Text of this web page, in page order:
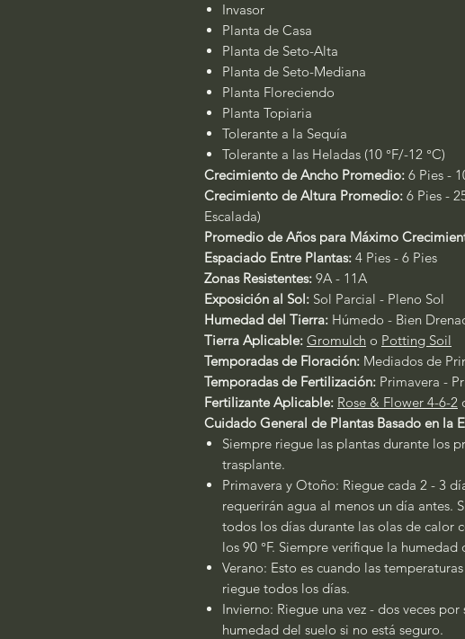
Invasor
Planta de Casa
Planta de Seto-Alta
Planta de Seto-Mediana
Planta Floreciendo
Planta Topiaria
Tolerante a la Sequía
Tolerante a las Heladas (10 °F/-12 °C)
Crecimiento de Ancho Promedio: 6 Pies -
Crecimiento de Altura Promedio: 6 Pies -
Escalada)
Promedio de Años para Máximo
Espaciado Entre Plantas: 4 Pies - 6 Pies
Zonas Resistentes: 9A - 11A
Exposición al Sol: Sol Parcial - Pleno Sol
Humedad del Tierra: Húmedo - Bien
Tierra Aplicable: Gromulch o Potting Soil
Temporadas de Floración: Mediados de
Temporadas de Fertilización: Primavera -
Fertilizante Aplicable: Rose & Flower 4-6-2
Cuidado General de Plantas Basado en la
Siempre riegue las plantas durante los
trasplante.
Primavera y Otoño: Riegue cada 2 - 3
requerirán agua al menos un día antes.
todos los días durante las olas de calor
los 90 °F. Siempre verifique la humedad
Verano: Esto es cuando las
riegue todos los días.
Invierno: Riegue una vez - dos veces
humedad del suelo si no está seguro.